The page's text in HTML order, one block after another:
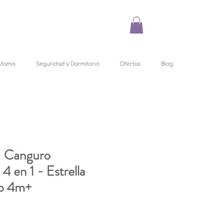
Seguridad y Dormitorio Ofertas Blog
en 1 - Estrella
4m+